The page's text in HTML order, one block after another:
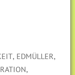
, EDMÜLLER,
,